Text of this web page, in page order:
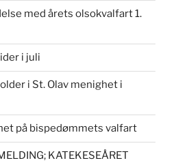
med årets olsokvalfart 1.
i juli
i St. Olav menighet i
på bispedømmets valfart
KATEKESEÅRET